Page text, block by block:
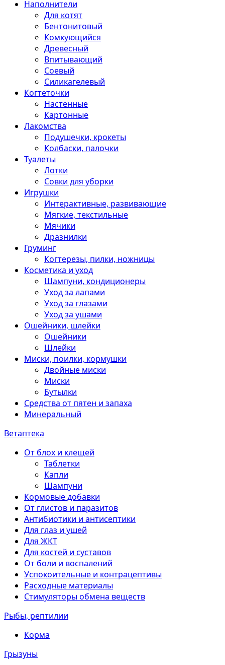
Наполнители
Для котят
Бентонитовый
Комкующийся
Древесный
Впитывающий
Соевый
Силикагелевый
Когтеточки
Настенные
Картонные
Лакомства
Подушечки, крокеты
Колбаски, палочки
Туалеты
Лотки
Совки для уборки
Игрушки
Интерактивные, развивающие
Мягкие, текстильные
Мячики
Дразнилки
Груминг
Когтерезы, пилки, ножницы
Косметика и уход
Шампуни, кондиционеры
Уход за лапами
Уход за глазами
Уход за ушами
Ошейники, шлейки
Ошейники
Шлейки
Миски, поилки, кормушки
Двойные миски
Миски
Бутылки
Средства от пятен и запаха
Минеральный
Ветаптека
От блох и клещей
Таблетки
Капли
Шампуни
Кормовые добавки
От глистов и паразитов
Антибиотики и антисептики
Для глаз и ушей
Для ЖКТ
Для костей и суставов
От боли и воспалений
Успокоительные и контрацептивы
Расходные материалы
Стимуляторы обмена веществ
Рыбы, рептилии
Корма
Грызуны